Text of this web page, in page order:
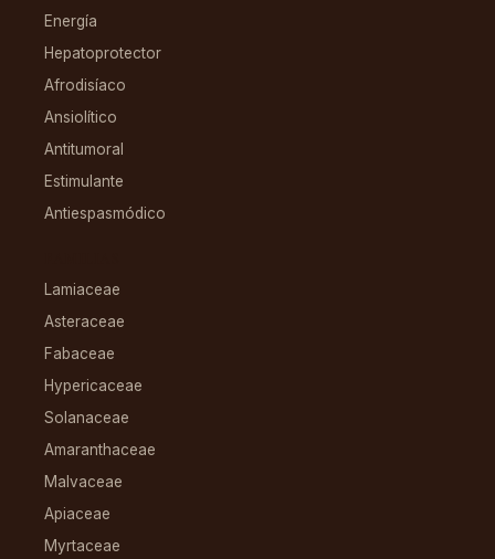
Energía
Hepatoprotector
Afrodisíaco
Ansiolítico
Antitumoral
Estimulante
Antiespasmódico
Lamiaceae
Asteraceae
Fabaceae
Hypericaceae
Solanaceae
Amaranthaceae
Malvaceae
Apiaceae
Myrtaceae